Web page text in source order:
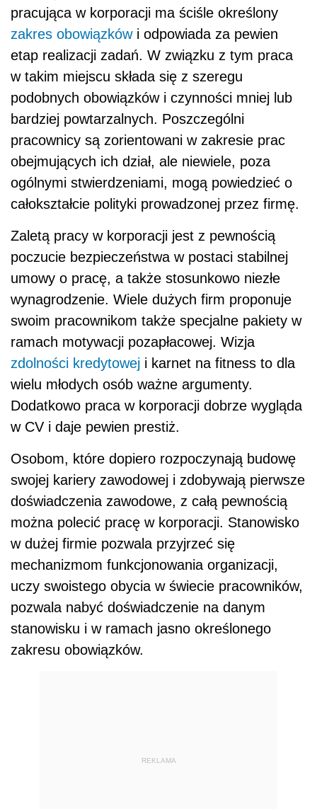
pracująca w korporacji ma ściśle określony
zakres obowiązkówi odpowiada za pewien
etap realizacji zadań. W związku z tym praca
w takim miejscu składa się z szeregu
podobnych obowiązków i czynności mniej lub
bardziej powtarzalnych. Poszczególni
pracownicy są zorientowani w zakresie prac
obejmujących ich dział, ale niewiele, poza
ogólnymi stwierdzeniami, mogą powiedzieć o
całokształcie polityki prowadzonej przez firmę.
Zaletą pracy w korporacji jest z pewnością
poczucie bezpieczeństwa w postaci stabilnej
umowy o pracę, a także stosunkowo niezłe
wynagrodzenie. Wiele dużych firm proponuje
swoim pracownikom także specjalne pakiety w
ramach motywacji pozapłacowej. Wizja
zdolności kredytowej i karnet na fitness to dla
wielu młodych osób ważne argumenty.
Dodatkowo praca w korporacji dobrze wygląda
w CV i daje pewien prestiż.
Osobom, które dopiero rozpoczynają budowę
swojej kariery zawodowej i zdobywają pierwsze
doświadczenia zawodowe, z całą pewnością
można polecić pracę w korporacji. Stanowisko
w dużej firmie pozwala przyjrzeć się
mechanizmom funkcjonowania organizacji,
uczy swoistego obycia w świecie pracowników,
pozwala nabyć doświadczenie na danym
stanowisku i w ramach jasno określonego
zakresu obowiązków.
REKLAMA